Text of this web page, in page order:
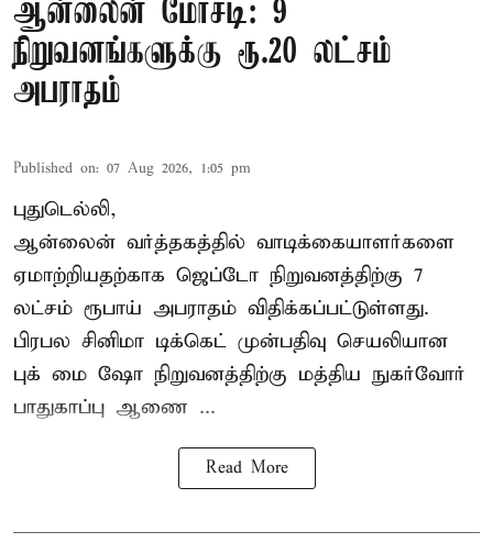
ஆன்லைன் மோசடி: 9
நிறுவனங்களுக்கு ரூ.20 லட்சம்
அபராதம்
Published on: 07 Aug 2026, 1:05 pm
புதுடெல்லி,
ஆன்லைன் வர்த்தகத்தில் வாடிக்கையாளர்களை
ஏமாற்றியதற்காக ஜெப்டோ நிறுவனத்திற்கு 7
லட்சம் ரூபாய் அபராதம் விதிக்கப்பட்டுள்ளது.
பிரபல சினிமா டிக்கெட் முன்பதிவு செயலியான
புக் மை ஷோ நிறுவனத்திற்கு மத்திய நுகர்வோர்
பாதுகாப்பு ஆணை ...
Read More